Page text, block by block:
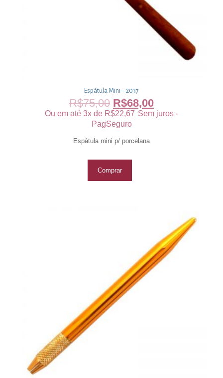
Espátula Mini – 2037
R$75,00 R$68,00
Ou em até 3x de R$22,67 Sem juros -
PagSeguro
Espátula mini p/ porcelana
Comprar